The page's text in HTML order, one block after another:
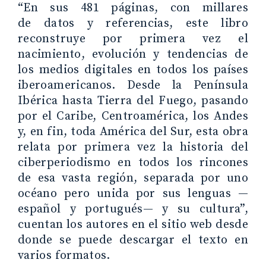
“En sus 481 páginas, con millares
de datos y referencias, este libro
reconstruye por primera vez el
nacimiento, evolución y tendencias de
los medios digitales en todos los países
iberoamericanos. Desde la Península
Ibérica hasta Tierra del Fuego, pasando
por el Caribe, Centroamérica, los Andes
y, en fin, toda América del Sur, esta obra
relata por primera vez la historia del
ciberperiodismo en todos los rincones
de esa vasta región, separada por uno
océano pero unida por sus lenguas —
español y portugués— y su cultura”,
cuentan los autores en el sitio web desde
donde se puede descargar el texto en
varios formatos.